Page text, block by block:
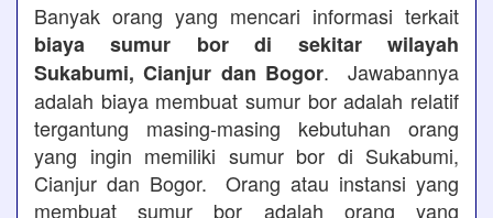
Banyak orang yang mencari informasi terkait
biaya sumur bor di sekitar wilayah
Sukabumi, Cianjur dan Bogor. Jawabannya
adalah biaya membuat sumur bor adalah relatif
tergantung masing-masing kebutuhan orang
yang ingin memiliki sumur bor di Sukabumi,
Cianjur dan Bogor. Orang atau instansi yang
membuat sumur bor adalah orang yang